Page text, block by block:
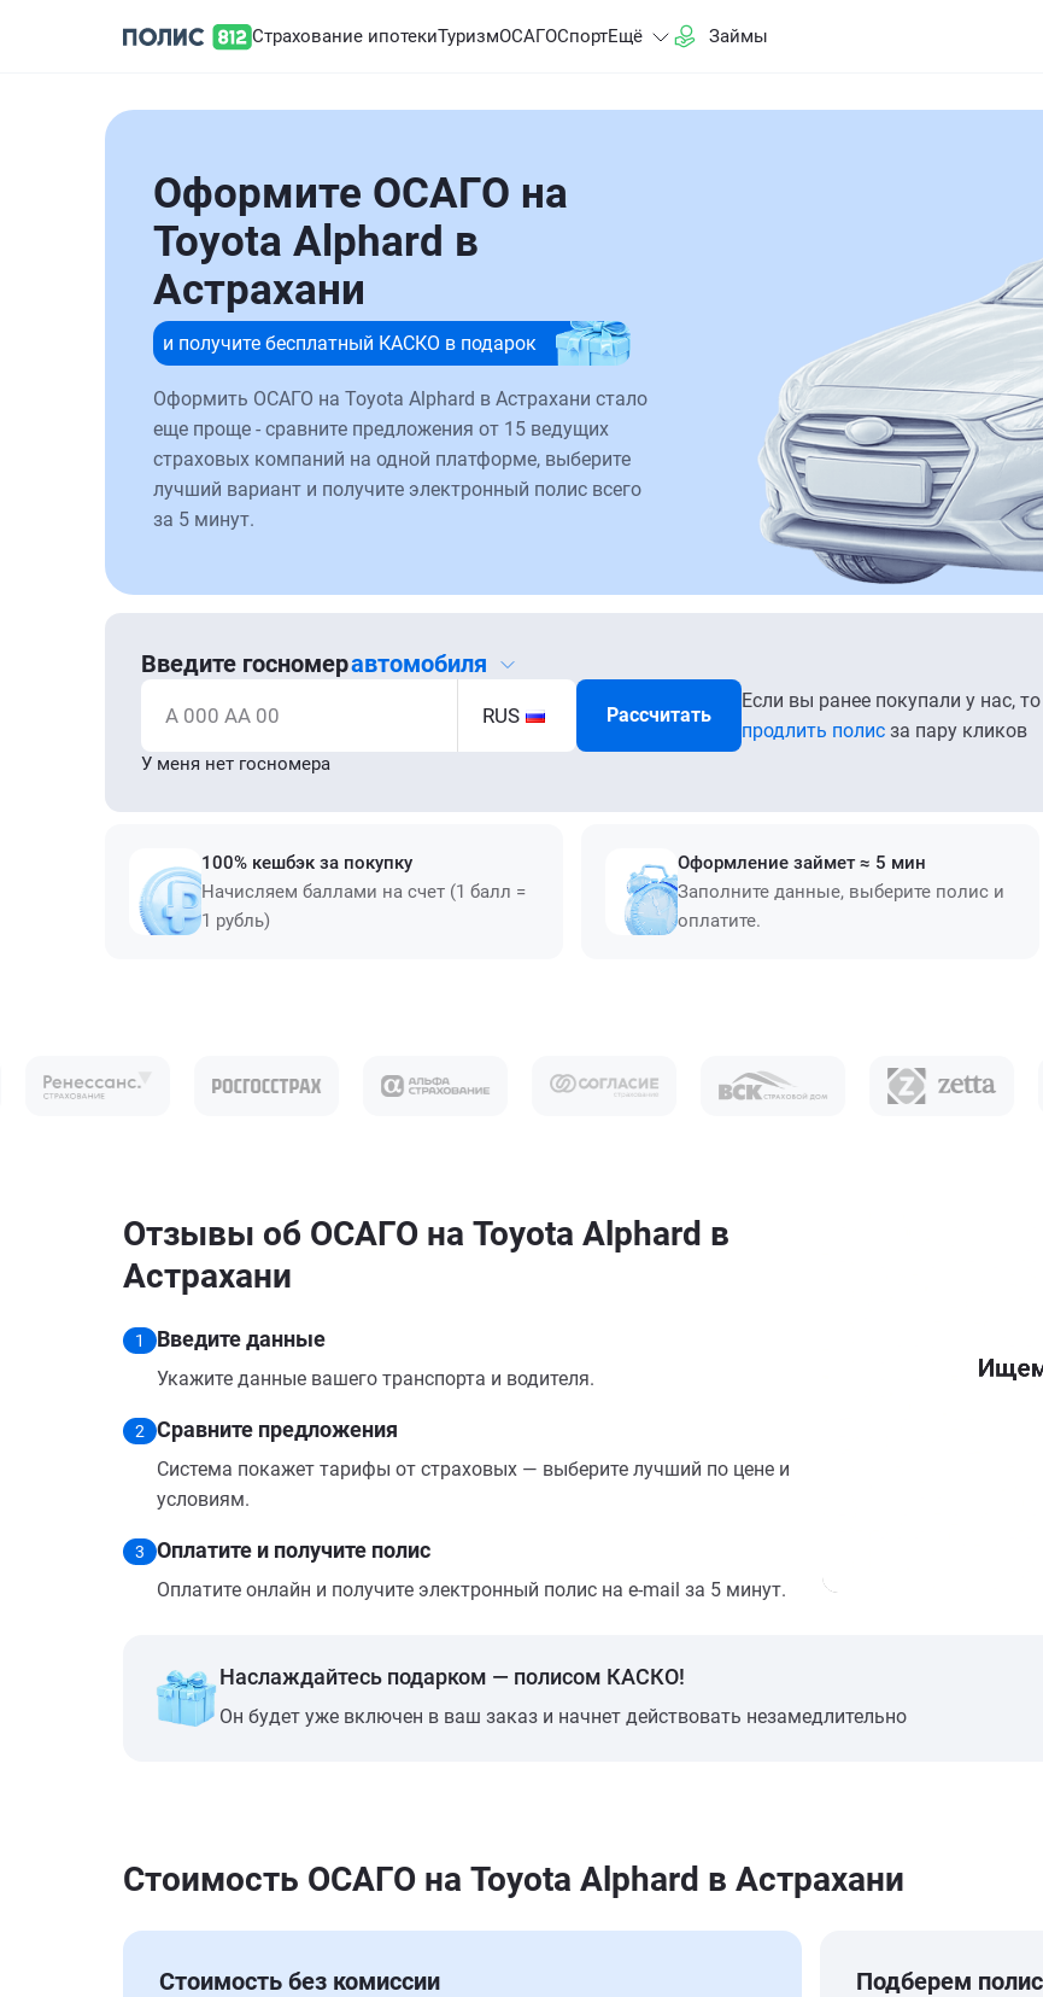
Страхование ипотекиТуризмОСАГОСпортЕщё Займы
Оформите ОСАГО на
Toyota Alphard в
Астрахани
и получите бесплатный КАСКО в подарок
Оформить ОСАГО на Toyota Alphard в Астрахани стало
еще проще - сравните предложения от 15 ведущих
страховых компаний на одной платформе, выберите
лучший вариант и получите электронный полис всего
за 5 минут.
Введите госномеравтомобиля
А 000 АА 00 RUS Рассчитать
Если вы ранее покупали у нас,
продлить полис за пару кликов
У меня нет госномера
100% кешбэк за покупку
Начисляем баллами на счет (1 балл =
1 рубль)
Оформление займет ≈ 5 мин
Заполните данные, выберите полис и
оплатите.
Отзывы об ОСАГО на Toyota Alphard в
Астрахани
1 Введите данные
Укажите данные вашего транспорта и водителя.
2 Сравните предложения
Система покажет тарифы от страховых — выберите лучший по цене и
условиям.
3 Оплатите и получите полис
Оплатите онлайн и получите электронный полис на e-mail за 5 минут.
Наслаждайтесь подарком — полисом КАСКО!
Он будет уже включен в ваш заказ и начнет действовать незамедлительно
Стоимость ОСАГО на Toyota Alphard в Астрахани
Стоимость без комиссии Подберем